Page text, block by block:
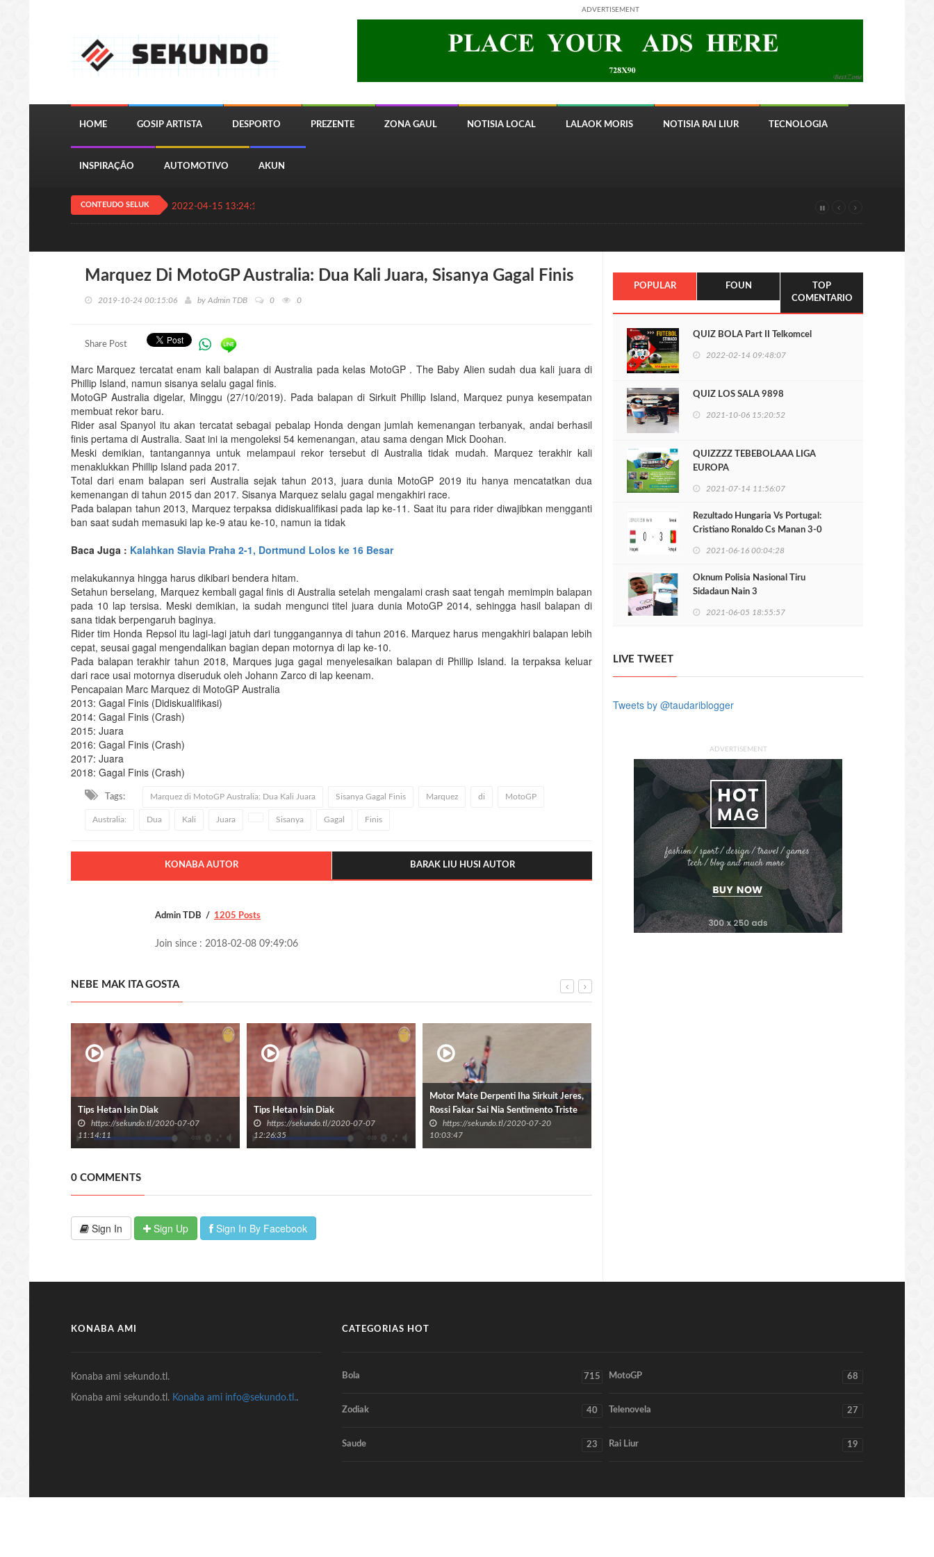
ADVERTISEMENT
HOME GOSIP ARTISTA DESPORTO PREZENTE ZONA GAUL NOTISIA LOCAL LALAOK MORIS NOTISIA RAI LIUR TECNOLOGIA
INSPIRAÇÃO AUTOMOTIVO AKUN
CONTEUDO SELUK 2022-04-15 13:24:11
Marquez Di MotoGP Australia: Dua Kali Juara, Sisanya Gagal Finis
2019-10-24 00:15:06 by Admin TDB 0 0
Share Post
Marc Marquez tercatat enam kali balapan di Australia pada kelas MotoGP . The Baby Alien sudah dua kali juara di
Phillip Island, namun sisanya selalu gagal finis.
MotoGP Australia digelar, Minggu (27/10/2019). Pada balapan di Sirkuit Phillip Island, Marquez punya kesempatan
membuat rekor baru.
Rider asal Spanyol itu akan tercatat sebagai pebalap Honda dengan jumlah kemenangan terbanyak, andai berhasil
finis pertama di Australia. Saat ini ia mengoleksi 54 kemenangan, atau sama dengan Mick Doohan.
Meski demikian, tantangannya untuk melampaui rekor tersebut di Australia tidak mudah. Marquez terakhir kali
menaklukkan Phillip Island pada 2017.
Total dari enam balapan seri Australia sejak tahun 2013, juara dunia MotoGP 2019 itu hanya mencatatkan dua
kemenangan di tahun 2015 dan 2017. Sisanya Marquez selalu gagal mengakhiri race.
Pada balapan tahun 2013, Marquez terpaksa didiskualifikasi pada lap ke-11. Saat itu para rider diwajibkan mengganti
ban saat sudah memasuki lap ke-9 atau ke-10, namun ia tidak
Baca Juga : Kalahkan Slavia Praha 2-1, Dortmund Lolos ke 16 Besar
melakukannya hingga harus dikibari bendera hitam.
Setahun berselang, Marquez kembali gagal finis di Australia setelah mengalami crash saat tengah memimpin balapan
pada 10 lap tersisa. Meski demikian, ia sudah mengunci titel juara dunia MotoGP 2014, sehingga hasil balapan di
sana tidak berpengaruh baginya.
Rider tim Honda Repsol itu lagi-lagi jatuh dari tunggangannya di tahun 2016. Marquez harus mengakhiri balapan lebih
cepat, seusai gagal mengendalikan bagian depan motornya di lap ke-10.
Pada balapan terakhir tahun 2018, Marques juga gagal menyelesaikan balapan di Phillip Island. Ia terpaksa keluar
dari race usai motornya diseruduk oleh Johann Zarco di lap keenam.
Pencapaian Marc Marquez di MotoGP Australia
2013: Gagal Finis (Didiskualifikasi)
2014: Gagal Finis (Crash)
2015: Juara
2016: Gagal Finis (Crash)
2017: Juara
2018: Gagal Finis (Crash)
Tags: Marquez di MotoGP Australia: Dua Kali Juara Sisanya Gagal Finis Marquez di MotoGP
Australia: Dua Kali Juara Sisanya Gagal Finis
KONABA AUTOR BARAK LIU HUSI AUTOR
Admin TDB 1205 Posts
Join since : 2018-02-08 09:49:06
NEBE MAK ITA GOSTA
Tips Hetan Isin Diak
https://sekundo.tl/2020-07-07
11:14:11
Tips Hetan Isin Diak
https://sekundo.tl/2020-07-07
12:26:35
Motor Mate Derpenti Iha Sirkuit Jeres,
Rossi Fakar Sai Nia Sentimento Triste
No Arepende
https://sekundo.tl/2020-07-20
10:03:47
0 COMMENTS
Sign In Sign Up Sign In By Facebook
POPULAR FOUN
TOP
COMENTARIO
QUIZ BOLA Part II Telkomcel
2022-02-14 09:48:07
QUIZ LOS SALA 9898
2021-10-06 15:20:52
QUIZZZZ TEBEBOLAAA LIGA
EUROPA
2021-07-14 11:56:07
Rezultado Hungaria Vs Portugal:
Cristiano Ronaldo Cs Manan 3-0
2021-06-16 00:04:28
Oknum Polisia Nasional Tiru
Sidadaun Nain 3
2021-06-05 18:55:57
LIVE TWEET
Tweets by @taudariblogger
ADVERTISEMENT
KONABA AMI
Konaba ami sekundo.tl.
Konaba ami sekundo.tl. Konaba ami info@sekundo.tl..
CATEGORIAS HOT
Bola 715 MotoGP 68
Zodiak 40 Telenovela 27
Saude 23 Rai Liur 19